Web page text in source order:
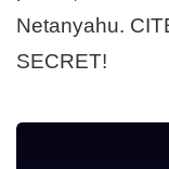
Netanyahu.
SECRET!